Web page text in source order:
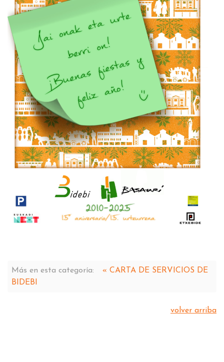
Más en esta categoría:
« CARTA DE SERVICIOS DE
BIDEBI
volver arriba